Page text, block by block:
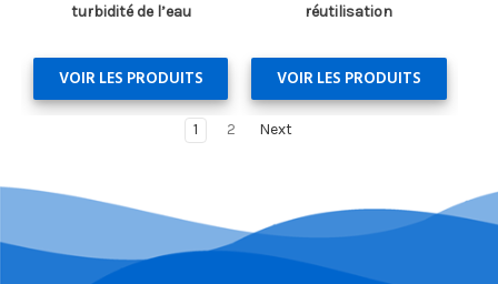
turbidité de l’eau
VOIR LES PRODUITS
réutilisation
VOIR LES PRODUITS
1 2 Next